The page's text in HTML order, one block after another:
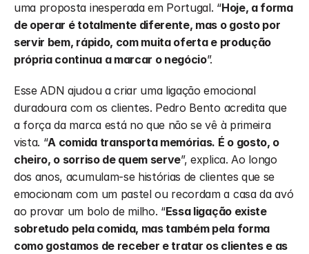
uma proposta inesperada em Portugal. “Hoje, a forma
de operar é totalmente diferente, mas o gosto por
servir bem, rápido, com muita oferta e produção
própria continua a marcar o negócio”.
Esse ADN ajudou a criar uma ligação emocional
duradoura com os clientes. Pedro Bento acredita que
a força da marca está no que não se vê à primeira
vista. “A comida transporta memórias. É o gosto, o
cheiro, o sorriso de quem serve”, explica. Ao longo
dos anos, acumulam-se histórias de clientes que se
emocionam com um pastel ou recordam a casa da avó
ao provar um bolo de milho. “Essa ligação existe
sobretudo pela comida, mas também pela forma
como gostamos de receber e tratar os clientes e as